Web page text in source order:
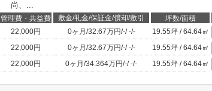
尚、...
管理費・共益費 敷金/礼金/保証金/償却/敷引 坪数/面積
22,000円 0ヶ月 /32.67万円/-/-/- 19.55坪 / 64.64㎡
22,000円 0ヶ月 /32.67万円/-/-/- 19.55坪 / 64.64㎡
22,000円 0ヶ月 /34.364万円/-/-/- 19.55坪 / 64.64㎡